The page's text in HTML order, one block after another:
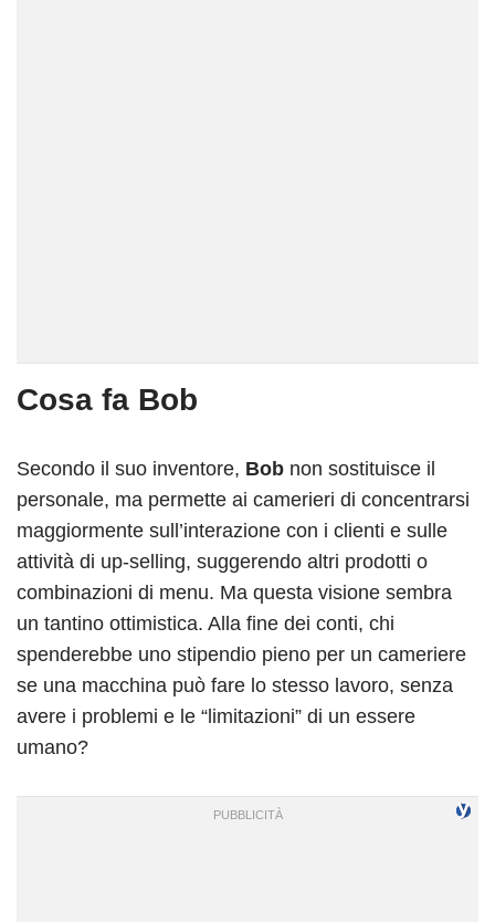
Cosa fa Bob
Secondo il suo inventore, Bob non sostituisce il
personale, ma permette ai camerieri di concentrarsi
maggiormente sull’interazione con i clienti e sulle
attività di up-selling, suggerendo altri prodotti o
combinazioni di menu. Ma questa visione sembra
un tantino ottimistica. Alla fine dei conti, chi
spenderebbe uno stipendio pieno per un cameriere
se una macchina può fare lo stesso lavoro, senza
avere i problemi e le “limitazioni” di un essere
umano?